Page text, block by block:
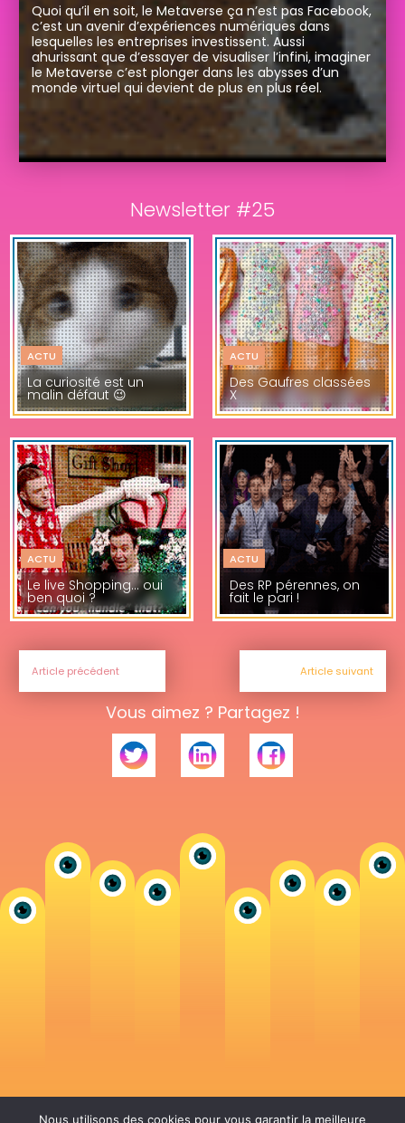
Quoi qu’il en soit, le Metaverse ça n’est pas Facebook,
c’est un avenir d’expériences numériques dans
lesquelles les entreprises investissent. Aussi
ahurissant que d’essayer de visualiser l’infini, imaginer
le Metaverse c’est plonger dans les abysses d’un
monde virtuel qui devient de plus en plus réel.
Newsletter #25
ACTU
La curiosité est un
malin défaut 😉
ACTU
Des Gaufres classées
X
ACTU
Le live Shopping… oui
ben quoi ?
ACTU
Des RP pérennes, on
fait le pari !
Article précédent
Vous aimez ? Partagez !
Article suivant
Nous utilisons des cookies pour vous garantir la meilleure